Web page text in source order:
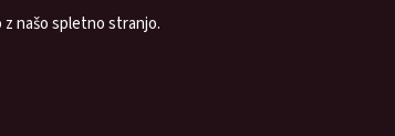
našo spletno stranjo.